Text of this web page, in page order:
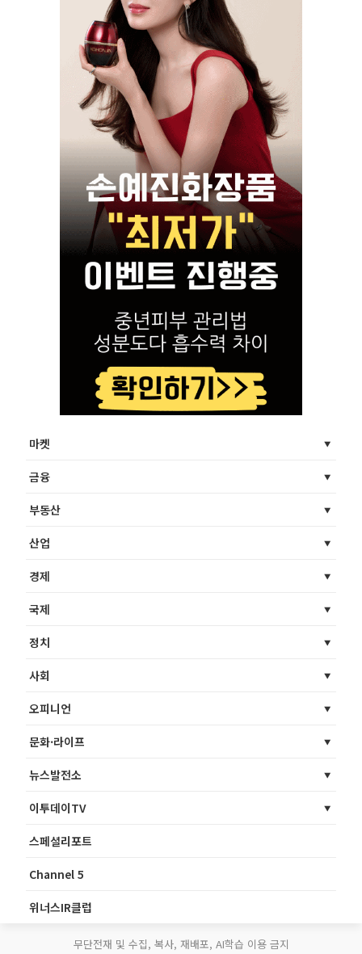
마켓
금융
부동산
산업
경제
국제
정치
사회
오피니언
문화·라이프
뉴스발전소
이투데이TV
스페셜리포트
Channel 5
위너스IR클럽
무단전재 및 수집, 복사, 재배포, AI학습 이용 금지